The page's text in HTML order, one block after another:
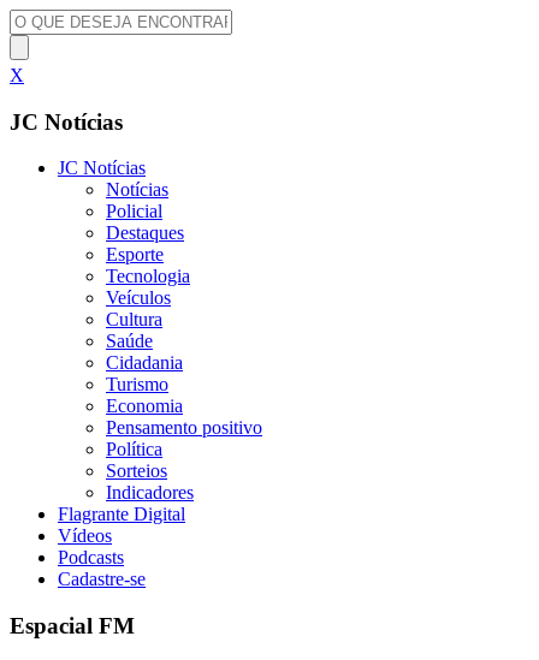
X
JC Notícias
JC Notícias
Notícias
Policial
Destaques
Esporte
Tecnologia
Veículos
Cultura
Saúde
Cidadania
Turismo
Economia
Pensamento positivo
Política
Sorteios
Indicadores
Flagrante Digital
Vídeos
Podcasts
Cadastre-se
Espacial FM